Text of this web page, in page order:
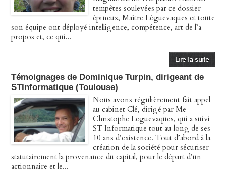
tempêtes soulevées par ce dossier
épineux, Maître Léguevaques et toute
son équipe ont déployé intelligence, compétence, art de l’a
propos et, ce qui...
Témoignages de Dominique Turpin, dirigeant de
STInformatique (Toulouse)
Nous avons régulièrement fait appel
au cabinet Clé, dirigé par Me
Christophe Leguevaques, qui a suivi
ST Informatique tout au long de ses
10 ans d’existence. Tout d’abord à la
création de la société pour sécuriser
statutairement la provenance du capital, pour le départ d’un
actionnaire et le...